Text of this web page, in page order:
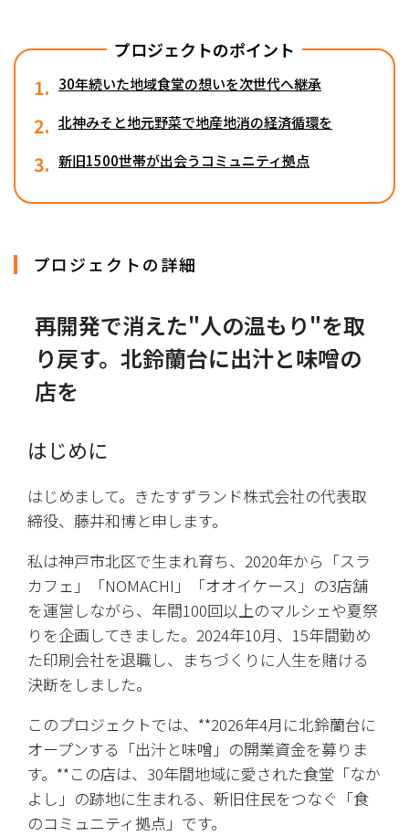
プロジェクトのポイント
1. 30年続いた地域食堂の想いを次世代へ継承
2. 北神みそと地元野菜で地産地消の経済循環を
3. 新旧1500世帯が出会うコミュニティ拠点
プロジェクトの詳細
再開発で消えた"人の温もり"を取
り戻す。北鈴蘭台に出汁と味噌の
店を
はじめに
はじめまして。きたすずランド株式会社の代表取
締役、藤井和博と申します。
私は神戸市北区で生まれ育ち、2020年から「スラ
カフェ」「NOMACHI」「オオイケース」の3店舗
を運営しながら、年間100回以上のマルシェや夏祭
りを企画してきました。2024年10月、15年間勤め
た印刷会社を退職し、まちづくりに人生を賭ける
決断をしました。
このプロジェクトでは、**2026年4月に北鈴蘭台に
オープンする「出汁と味噌」の開業資金を募りま
す。**この店は、30年間地域に愛された食堂「なか
よし」の跡地に生まれる、新旧住民をつなぐ「食
のコミュニティ拠点」です。